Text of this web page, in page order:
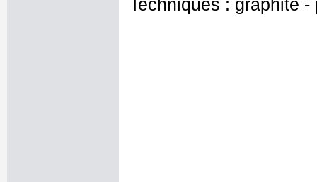
Techniques : graphite